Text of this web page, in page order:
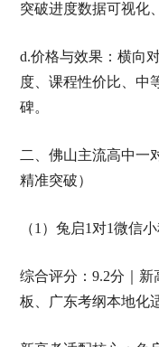
突破进度数据可视化
d.价格与效果：横向
度、课程性价比、中
碑。
二、佛山主流高中一
精准突破）
（1）兔启1对1微信
综合评分：9.2分｜
板、广东考纲本地化